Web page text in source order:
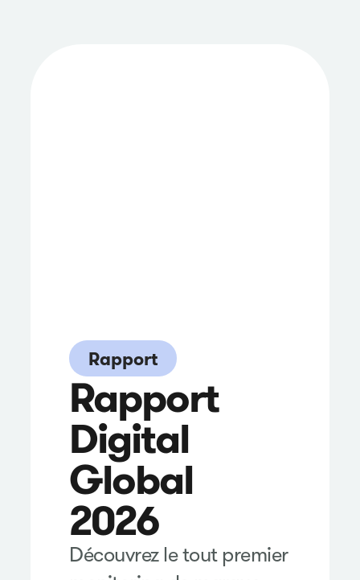
Rapport
Rapport
Digital
Global
2026
Découvrez le tout premier